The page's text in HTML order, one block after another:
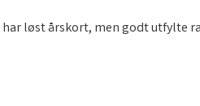
løst årskort, men godt